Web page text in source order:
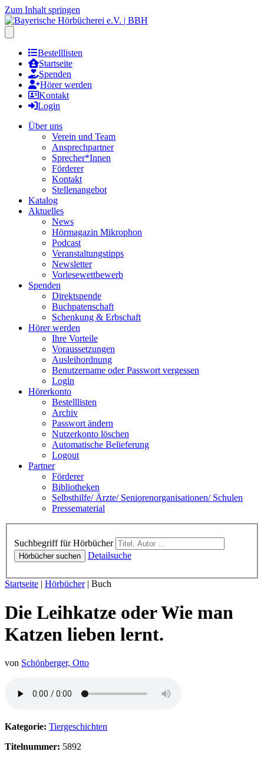
Zum Inhalt springen
Bestelllisten
Startseite
Spenden
Hörer werden
Kontakt
Login
Über uns
Verein und Team
Ansprechpartner
Sprecher*Innen
Förderer
Kontakt
Stellenangebot
Katalog
Aktuelles
News
Hörmagazin Mikrophon
Podcast
Veranstaltungstipps
Newsletter
Vorlesewettbewerb
Spenden
Direktspende
Buchpatenschaft
Schenkung & Erbschaft
Hörer werden
Ihre Vorteile
Voraussetzungen
Ausleihordnung
Benutzername oder Passwort vergessen
Login
Hörerkonto
Bestelllisten
Archiv
Passwort ändern
Nutzerkonto löschen
Automatische Belieferung
Logout
Partner
Förderer
Bibliotheken
Selbsthilfe/ Ärzte/ Seniorenorganisationen/ Schulen
Pressematerial
Suchbegriff für Hörbücher
Hörbücher suchen Detailsuche
Sie sind hier:
Startseite | Hörbücher| Buch
Die Leihkatze oder Wie man
Katzen lieben lernt.
von Schönberger, Otto
Kategorie: Tiergeschichten
Titelnummer: 5892